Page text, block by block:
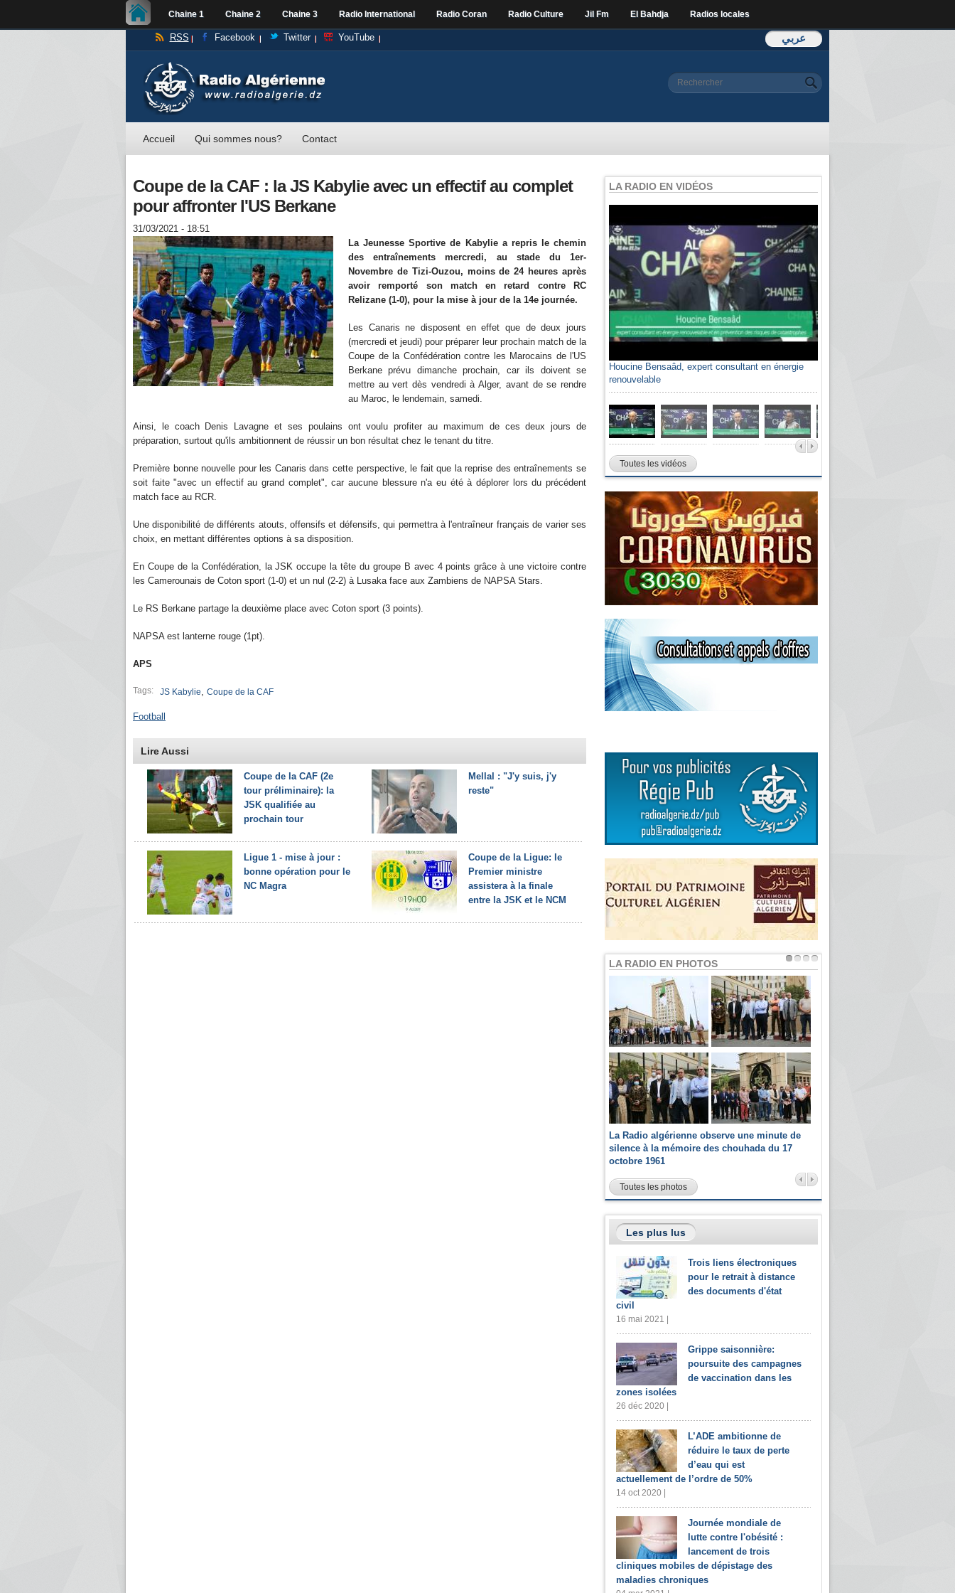
Chaine 1 Chaine 2 Chaine 3 Radio International Radio Coran Radio Culture Jil Fm El Bahdja Radios locales
عربي RSS Facebook Twitter YouTube
Formulaire de
Rechercher
Accueil Qui sommes nous? Contact
Coupe de la CAF : la JS Kabylie avec un effectif au complet
pour affronter l'US Berkane
31/03/2021 - 18:51
La Jeunesse Sportive de Kabylie a repris le chemin
des entraînements mercredi, au stade du 1er-
Novembre de Tizi-Ouzou, moins de 24 heures après
avoir remporté son match en retard contre RC
Relizane (1-0), pour la mise à jour de la 14e journée.
Les Canaris ne disposent en effet que de deux jours
(mercredi et jeudi) pour préparer leur prochain match de la
Coupe de la Confédération contre les Marocains de l'US
Berkane prévu dimanche prochain, car ils doivent se
mettre au vert dès vendredi à Alger, avant de se rendre
au Maroc, le lendemain, samedi.
Ainsi, le coach Denis Lavagne et ses poulains ont voulu profiter au maximum de ces deux jours de
préparation, surtout qu'ils ambitionnent de réussir un bon résultat chez le tenant du titre.
Première bonne nouvelle pour les Canaris dans cette perspective, le fait que la reprise des entraînements se
soit faite "avec un effectif au grand complet", car aucune blessure n'a eu été à déplorer lors du précédent
match face au RCR.
Une disponibilité de différents atouts, offensifs et défensifs, qui permettra à l'entraîneur français de varier ses
choix, en mettant différentes options à sa disposition.
En Coupe de la Confédération, la JSK occupe la tête du groupe B avec 4 points grâce à une victoire contre
les Camerounais de Coton sport (1-0) et un nul (2-2) à Lusaka face aux Zambiens de NAPSA Stars.
Le RS Berkane partage la deuxième place avec Coton sport (3 points).
NAPSA est lanterne rouge (1pt).
APS
Tags: JS Kabylie, Coupe de la CAF
Football
Lire Aussi
Coupe de la CAF (2e
tour préliminaire): la
JSK qualifiée au
prochain tour
Mellal : "J'y suis, j'y
reste"
Ligue 1 - mise à jour :
bonne opération pour le
NC Magra
Coupe de la Ligue: le
Premier ministre
assistera à la finale
entre la JSK et le NCM
LA RADIO EN VIDÉOS
Houcine Bensaâd, expert consultant en énergie
renouvelable
Toutes les vidéos
LA RADIO EN PHOTOS
La Radio algérienne observe une minute de
silence à la mémoire des chouhada du 17
octobre 1961
Toutes les photos
Les plus lus
Trois liens électroniques
pour le retrait à distance
des documents d'état
civil
16 mai 2021 |
Grippe saisonnière:
poursuite des campagnes
de vaccination dans les
zones isolées
26 déc 2020 |
L’ADE ambitionne de
réduire le taux de perte
d’eau qui est
actuellement de l’ordre de 50%
14 oct 2020 |
Journée mondiale de
lutte contre l'obésité :
lancement de trois
cliniques mobiles de dépistage des
maladies chroniques